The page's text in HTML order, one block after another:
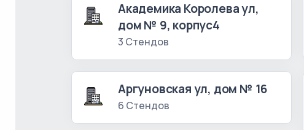
Академика Королева ул,
дом № 9, корпус4
3 Стендов
Аргуновская ул, дом № 16
6 Стендов